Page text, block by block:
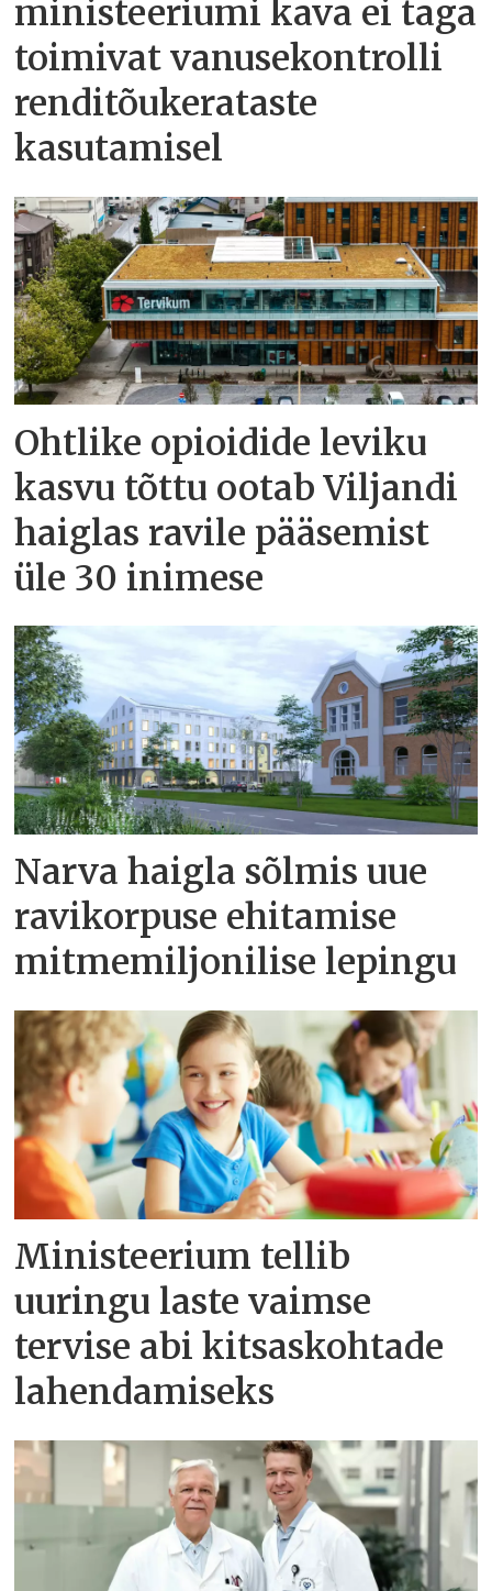
ministeeriumi kava ei taga
toimivat vanusekontrolli
renditõukerataste
kasutamisel
Ohtlike opioidide leviku
kasvu tõttu ootab Viljandi
haiglas ravile pääsemist
üle 30 inimese
Narva haigla sõlmis uue
ravikorpuse ehitamise
mitmemiljonilise lepingu
Ministeerium tellib
uuringu laste vaimse
tervise abi kitsaskohtade
lahendamiseks